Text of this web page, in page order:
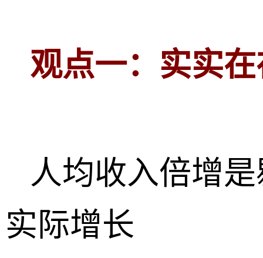
观点一：实实
人均收入倍增
实际增长